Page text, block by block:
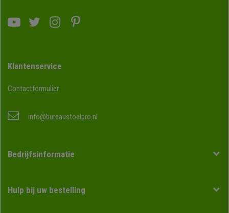
Klantenservice
Contactformulier
info@bureaustoelpro.nl
Bedrijfsinformatie
Hulp bij uw bestelling